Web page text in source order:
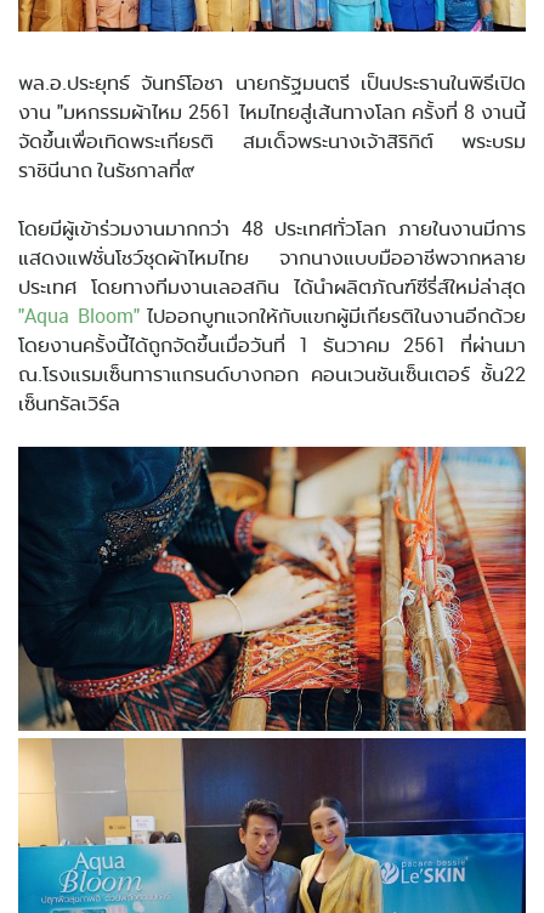
พล.อ.ประยุทธ์ จันทร์โอชา นายกรัฐมนตรี เป็นประธานในพิธีเปิด
งาน "มหกรรมผ้าไหม 2561 ไหมไทยสู่เส้นทางโลก ครั้งที่ 8 งานนี้
จัดขึ้นเพื่อเทิดพระเกียรติ สมเด็จพระนางเจ้าสิริกิต์ พระบรม
ราชินีนาถ ในรัชกาลที่๙
โดยมีผู้เข้าร่วมงานมากกว่า 48 ประเทศทั่วโลก ภายในงานมีการ
แสดงแฟชั่นโชว์ชุดผ้าไหมไทย จากนางแบบมืออาชีพจากหลาย
ประเทศ โดยทางทีมงานเลอสกิน ได้นำผลิตภัณฑ์ซีรี่ส์ใหม่ล่าสุด
"Aqua Bloom"ไปออกบูทแจกให้กับแขกผู้มีเกียรติในงานอีกด้วย
โดยงานครั้งนี้ได้ถูกจัดขึ้นเมื่อวันที่ 1 ธันวาคม 2561 ที่ผ่านมา
ณ.โรงแรมเซ็นทาราแกรนด์บางกอก คอนเวนชันเซ็นเตอร์ ชั้น22
เซ็นทรัลเวิร์ล